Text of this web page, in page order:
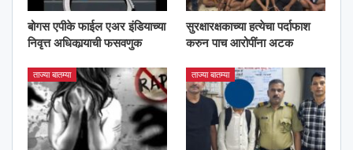
बोगस एपीके फाईल एअर इंडियाच्या
निवृत्त अधिकार्‍याची फसवणुक
सुरक्षारक्षकाच्या हत्येचा पर्दाफाश
करुन पाच आरोपींना अटक
ताज्या बातम्या ताज्या बातम्या